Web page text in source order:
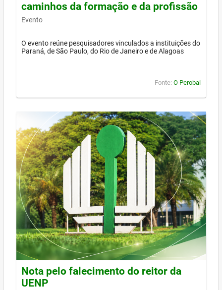
caminhos da formação e da profissão
Evento
O evento reúne pesquisadores vinculados a instituições do
Paraná, de São Paulo, do Rio de Janeiro e de Alagoas
Fonte: O Perobal
Nota pelo falecimento do reitor da
UENP